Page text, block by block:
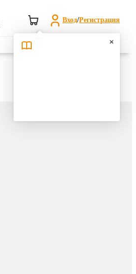
Вход/Регистрация
Поиск